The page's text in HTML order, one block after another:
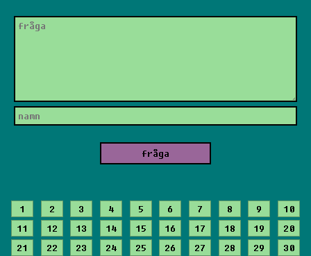
1 2 3 4 5 6 7 8 9
10
11
12 13 14 15 16 17 18 19
20
21
22 23 24 25 26 27 28 29
30